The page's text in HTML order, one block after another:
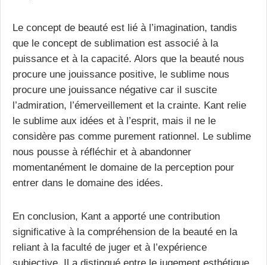
Le concept de beauté est lié à l’imagination, tandis
que le concept de sublimation est associé à la
puissance et à la capacité. Alors que la beauté nous
procure une jouissance positive, le sublime nous
procure une jouissance négative car il suscite
l’admiration, l’émerveillement et la crainte. Kant relie
le sublime aux idées et à l’esprit, mais il ne le
considère pas comme purement rationnel. Le sublime
nous pousse à réfléchir et à abandonner
momentanément le domaine de la perception pour
entrer dans le domaine des idées.
En conclusion, Kant a apporté une contribution
significative à la compréhension de la beauté en la
reliant à la faculté de juger et à l’expérience
subjective. Il a distingué entre le jugement esthétique